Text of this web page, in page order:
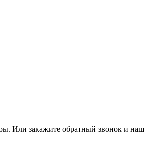
Или закажите обратный звонок и